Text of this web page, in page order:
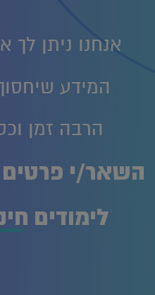
אנחנו ניתן לך
המידע
הרבה זמן
השאר/י פרטים
לימודים